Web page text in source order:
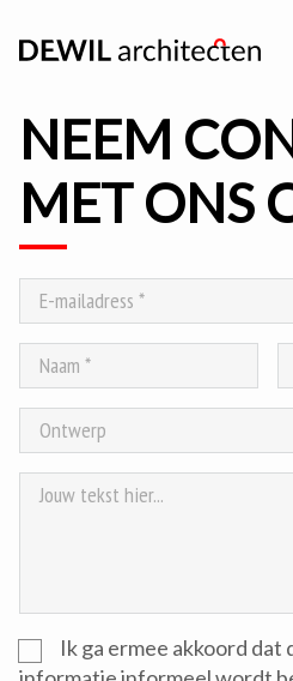
NEEM
MET ONS
Ik ga ermee akkoord dat